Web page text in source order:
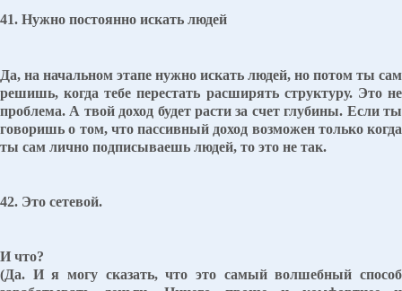
41. Нужно постоянно искать людей
Да, на начальном этапе нужно искать людей, но потом ты сам
решишь, когда тебе перестать расширять структуру. Это не
проблема. А твой доход будет расти за счет глубины. Если ты
говоришь о том, что пассивный доход возможен только когда
ты сам лично подписываешь людей, то это не так.
42. Это сетевой.
И что?
(Да. И я могу сказать, что это самый волшебный способ